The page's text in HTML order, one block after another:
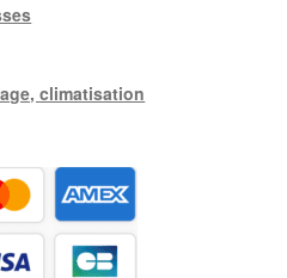
climatisation